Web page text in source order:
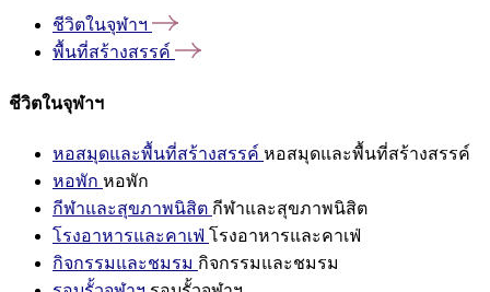
ชีวิตในจุฬาฯ
พื้นที่สร้างสรรค์
ชีวิตในจุฬาฯ
หอสมุดและพื้นที่สร้างสรรค์ หอสมุดและพื้นที่สร้างสรรค์
หอพัก หอพัก
กีฬาและสุขภาพนิสิต กีฬาและสุขภาพนิสิต
โรงอาหารและคาเฟ่ โรงอาหารและคาเฟ่
กิจกรรมและชมรม กิจกรรมและชมรม